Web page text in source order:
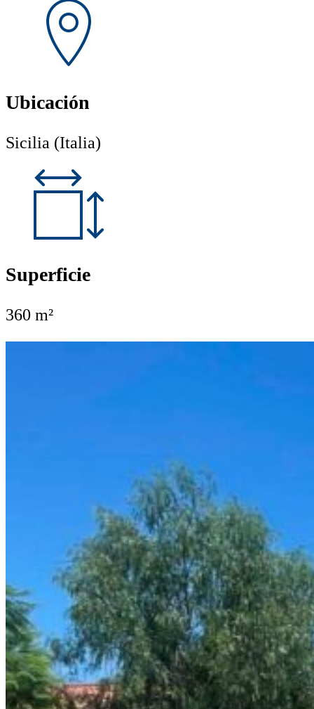
Ubicación
Sicilia (Italia)
Superficie
360 m²